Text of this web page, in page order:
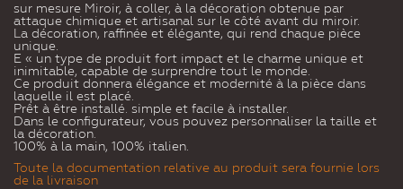
sur mesure Miroir, à coller, à la décoration obtenue par
attaque chimique et artisanal sur le côté avant du miroir.
La décoration, raffinée et élégante, qui rend chaque pièce
unique.
E « un type de produit fort impact et le charme unique et
inimitable, capable de surprendre tout le monde.
Ce produit donnera élégance et modernité à la pièce dans
laquelle il est placé.
Prêt à être installé. simple et facile à installer.
Dans le configurateur, vous pouvez personnaliser la taille et
la décoration.
100% à la main, 100% italien.
Toute la documentation relative au produit sera fournie lors
de la livraison